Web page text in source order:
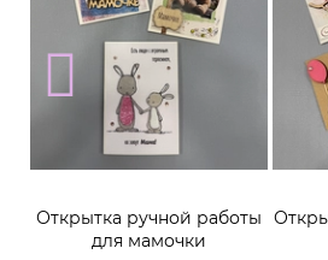
Открытка ручной работы
для мамочки